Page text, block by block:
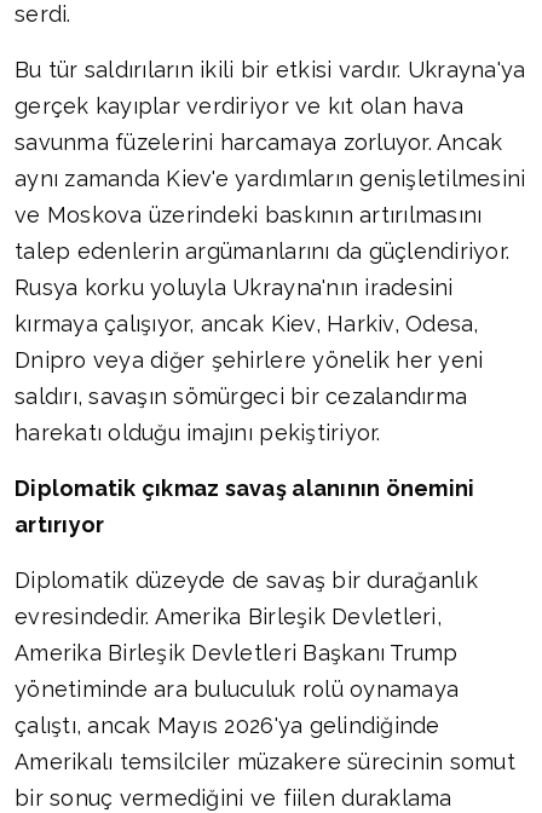
serdi.
Bu tür saldırıların ikili bir etkisi vardır. Ukrayna'ya
gerçek kayıplar verdiriyor ve kıt olan hava
savunma füzelerini harcamaya zorluyor. Ancak
aynı zamanda Kiev'e yardımların genişletilmesini
ve Moskova üzerindeki baskının artırılmasını
talep edenlerin argümanlarını da güçlendiriyor.
Rusya korku yoluyla Ukrayna'nın iradesini
kırmaya çalışıyor, ancak Kiev, Harkiv, Odesa,
Dnipro veya diğer şehirlere yönelik her yeni
saldırı, savaşın sömürgeci bir cezalandırma
harekatı olduğu imajını pekiştiriyor.
Diplomatik çıkmaz savaş alanının önemini
artırıyor
Diplomatik düzeyde de savaş bir durağanlık
evresindedir. Amerika Birleşik Devletleri,
Amerika Birleşik Devletleri Başkanı Trump
yönetiminde ara buluculuk rolü oynamaya
çalıştı, ancak Mayıs 2026'ya gelindiğinde
Amerikalı temsilciler müzakere sürecinin somut
bir sonuç vermediğini ve fiilen duraklama